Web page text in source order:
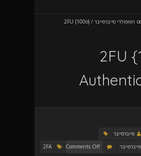
הפופולרי סייברסייבר / {פ100} 2FU
{פ100} 2FU
סייברסייבר
Comments Off
2FA